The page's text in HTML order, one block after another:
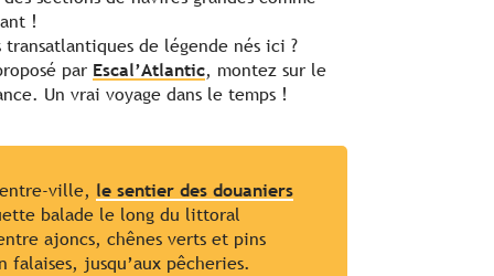
!
transatlantiques de légende nés ici ?
par Escal’Atlantic, montez sur le
Un vrai voyage dans le temps !
ville, le sentier des douaniers
balade le long du littoral
ajoncs, chênes verts et pins
falaises, jusqu’aux pêcheries.